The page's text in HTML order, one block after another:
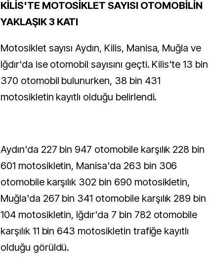
KİLİS'TE MOTOSİKLET SAYISI OTOMOBİLİN
YAKLAŞIK 3 KATI
Motosiklet sayısı Aydın, Kilis, Manisa, Muğla ve
Iğdır'da ise otomobil sayısını geçti. Kilis'te 13 bin
370 otomobil bulunurken, 38 bin 431
motosikletin kayıtlı olduğu belirlendi.
Aydın'da 227 bin 947 otomobile karşılık 228 bin
601 motosikletin, Manisa'da 263 bin 306
otomobile karşılık 302 bin 690 motosikletin,
Muğla'da 267 bin 341 otomobile karşılık 289 bin
104 motosikletin, Iğdır'da 7 bin 782 otomobile
karşılık 11 bin 643 motosikletin trafiğe kayıtlı
olduğu görüldü.